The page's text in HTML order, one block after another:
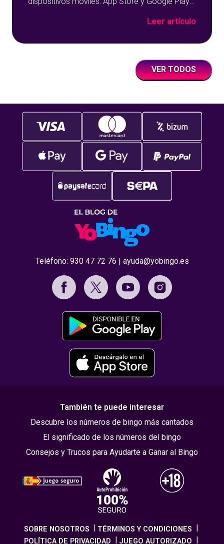
Leer artículo
VER TODOS
Teléfono: 930 47 72 76 ayuda@yobingo.es
También te puede interesar
Descubre los números de bingo más cantados
El significado de los números del bingo
Consejos y Trucos para Ayudarte a Ganar al Bingo
SOBRE NOSOTROS
TÉRMINOS Y CONDICIONES
POLÍTICA DE PRIVACIDAD
JUEGO AUTORIZADO